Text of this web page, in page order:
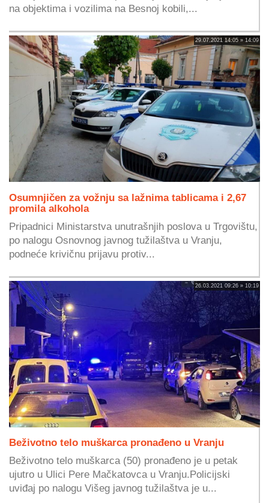
na objektima i vozilima na Besnoj kobili,...
29.07.2021 14:05 » 14:09
Osumnjičen za vožnju sa lažnima tablicama i 2,67
promila alkohola
Pripadnici Ministarstva unutrašnjih poslova u Trgovištu,
po nalogu Osnovnog javnog tužilaštva u Vranju,
podneće krivičnu prijavu protiv...
26.03.2021 09:26 » 10:19
Beživotno telo muškarca pronađeno u Vranju
Beživotno telo muškarca (50) pronađeno je u petak
ujutro u Ulici Pere Mačkatovca u Vranju.Policijski
uviđaj po nalogu Višeg javnog tužilaštva je u...